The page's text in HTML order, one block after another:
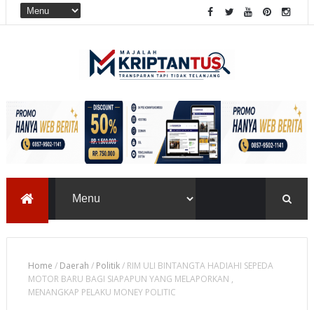
Home / Daerah / Politik/ RIM ULI BINTANGTA HADIAHI SEPEDA
MOTOR BARU BAGI SIAPAPUN YANG MELAPORKAN ,
MENANGKAP PELAKU MONEY POLITIC